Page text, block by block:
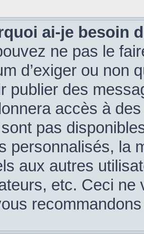
ai-je besoin
ne pas le
d’exiger ou non
publier des
accès à
pas
personnalisés, la
aux autres
etc. Ceci